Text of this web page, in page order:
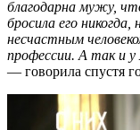
благодарна мужу,
бросила его
несчастным
профессии. А так и у
— говорила спустя